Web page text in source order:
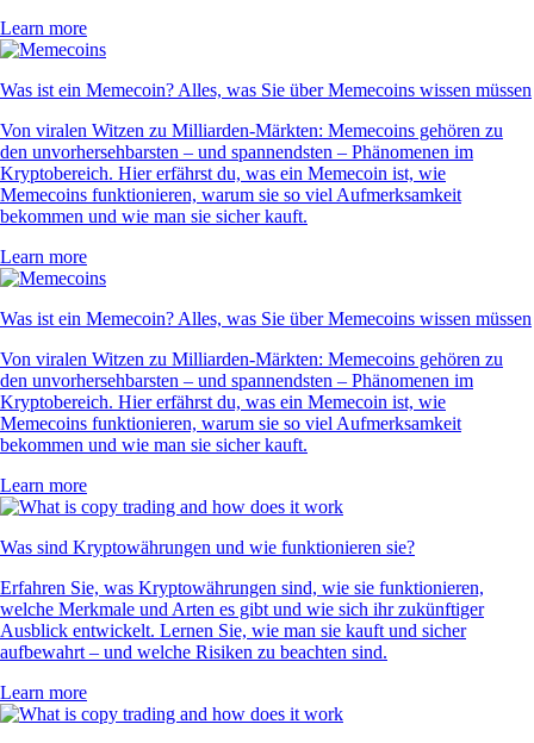
Learn more
Was ist ein Memecoin? Alles, was Sie über Memecoins wissen müssen
Von viralen Witzen zu Milliarden-Märkten: Memecoins gehören zu
den unvorhersehbarsten – und spannendsten – Phänomenen im
Kryptobereich. Hier erfährst du, was ein Memecoin ist, wie
Memecoins funktionieren, warum sie so viel Aufmerksamkeit
bekommen und wie man sie sicher kauft.
Learn more
Was ist ein Memecoin? Alles, was Sie über Memecoins wissen müssen
Von viralen Witzen zu Milliarden-Märkten: Memecoins gehören zu
den unvorhersehbarsten – und spannendsten – Phänomenen im
Kryptobereich. Hier erfährst du, was ein Memecoin ist, wie
Memecoins funktionieren, warum sie so viel Aufmerksamkeit
bekommen und wie man sie sicher kauft.
Learn more
Was sind Kryptowährungen und wie funktionieren sie?
Erfahren Sie, was Kryptowährungen sind, wie sie funktionieren,
welche Merkmale und Arten es gibt und wie sich ihr zukünftiger
Ausblick entwickelt. Lernen Sie, wie man sie kauft und sicher
aufbewahrt – und welche Risiken zu beachten sind.
Learn more